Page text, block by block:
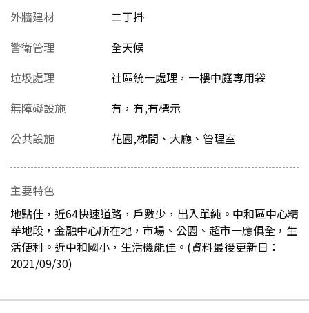
外牆建材
二丁掛
警衛管理
全天候
垃圾處理
社區統一處理，一樓中庭專用袋
無障礙設施
有，有,有標示
公共設施
花園,梯間、大廳、管理室
主要特色
地點佳，近64快速道路，戶數少，出入單純。中和區中心精
華地段，金融中心所在地，市場、公園、超市一應俱全，生
活便利。近中和國小，生活機能佳。(資料最後更新日：
2021/09/30)